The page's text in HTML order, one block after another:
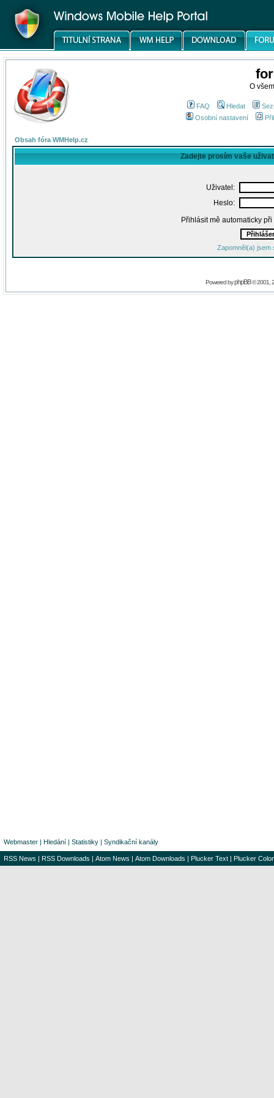
O
FAQ Hledat
Osobní nastavení
Obsah fóra WMHelp.cz
Zadejte prosím vaše
Uživatel:
Heslo:
Přihlásit mě automaticky
Zapomněl(a) jsem
Powered byphpBB© 2001,
Webmaster | Hledání | Statistiky | Syndikační kanály
RSS News | RSS Downloads | Atom News | Atom Downloads | Plucker Text | Plucker Color